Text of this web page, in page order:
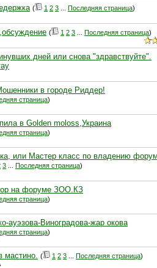
( 1 2 3 Последняя страница)
( 1 2 3 Последняя страница)
дней или снова "здравствуйте".
в городе Риддер!
страница)
в Golden moloss,Украина
страница)
или Мастер класс по владению
3 Последняя страница)
на форуме ЗОО.КЗ
страница)
ауэзова-Виноградова-жар окова
страница)
мастино. ( 1 2 3 Последняя страница)